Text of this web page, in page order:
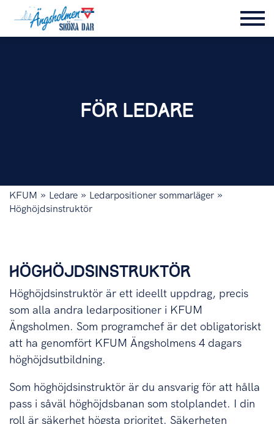
FÖR LEDARE
KFUM » Ledare » Ledarpositioner sommarläger »
Höghöjdsinstruktör
HÖGHÖJDSINSTRUKTÖR
Höghöjdsinstruktör är ett ideellt uppdrag, precis
som alla andra ledarpositioner i KFUM
Ängsholmen. Som programchef är det obligatoriskt
att ha genomfört KFUM Ängsholmens 4 dagars
höghöjdsutbildning.
Som höghöjdsinstruktör är du ansvarig för att hålla
pass i såväl höghöjdsbanan som stolplandet. I din
roll är säkerhet högsta prioritet. Säkerheten